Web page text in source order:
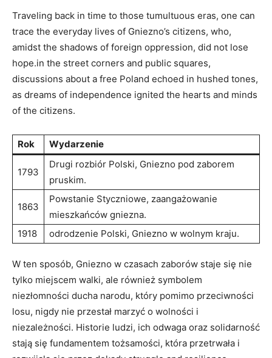
Traveling back in time to those tumultuous eras, one can
trace the everyday lives of Gniezno’s citizens, who,
amidst the shadows of foreign oppression, did not lose
hope.in the street corners and public squares,
discussions about a free Poland echoed in hushed tones,
as dreams of independence ignited the hearts and minds
of the citizens.
Rok Wydarzenie
1793
Drugi rozbiór Polski, Gniezno pod zaborem
pruskim.
1863
Powstanie Styczniowe, zaangażowanie
mieszkańców gniezna.
1918
odrodzenie Polski, Gniezno w wolnym kraju.
W ten sposób, Gniezno w czasach zaborów staje się nie
tylko miejscem walki, ale również symbolem
niezłomności ducha narodu, który pomimo przeciwności
losu, nigdy nie przestał marzyć o wolności i
niezależności. Historie ludzi, ich odwaga oraz solidarność
stają się fundamentem tożsamości, która przetrwała i